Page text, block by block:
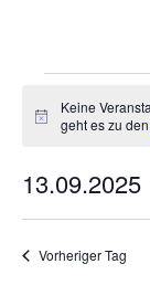
für
2025
Hinweis
Keine
geht es zu
13.09.2025
Vorheriger Tag